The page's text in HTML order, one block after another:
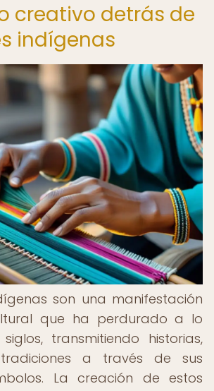
creativo detrás de
indígenas
son una manifestación
que ha perdurado a lo
transmitiendo historias,
a través de sus
La creación de estos